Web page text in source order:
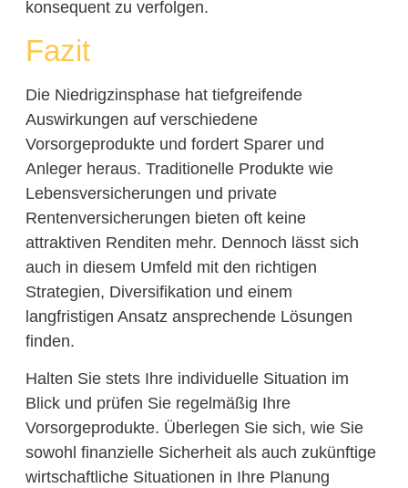
konsequent zu verfolgen.
Fazit
Die Niedrigzinsphase hat tiefgreifende
Auswirkungen auf verschiedene
Vorsorgeprodukte und fordert Sparer und
Anleger heraus. Traditionelle Produkte wie
Lebensversicherungen und private
Rentenversicherungen bieten oft keine
attraktiven Renditen mehr. Dennoch lässt sich
auch in diesem Umfeld mit den richtigen
Strategien, Diversifikation und einem
langfristigen Ansatz ansprechende Lösungen
finden.
Halten Sie stets Ihre individuelle Situation im
Blick und prüfen Sie regelmäßig Ihre
Vorsorgeprodukte. Überlegen Sie sich, wie Sie
sowohl finanzielle Sicherheit als auch zukünftige
wirtschaftliche Situationen in Ihre Planung